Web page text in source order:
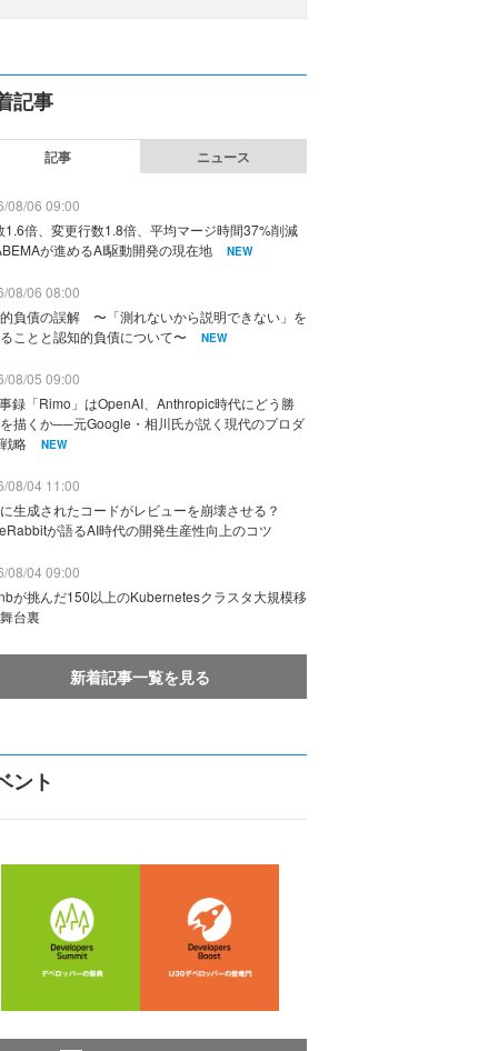
記事
記事 ニュース
08/06 09:00
1.6倍、変更行数1.8倍、平均マージ時間37%削減
が進めるAI駆動開発の現在地
NEW
08/06 08:00
負債の誤解 〜「測れないから説明できない」を
ことと認知的負債について〜
NEW
08/05 09:00
録「Rimo」はOpenAI、Anthropic時代にどう勝
描くか──元Google・相川氏が説く現代のプロダ
略
NEW
08/04 11:00
生成されたコードがレビューを崩壊させる？
が語るAI時代の開発生産性向上のコツ
08/04 09:00
が挑んだ150以上のKubernetesクラスタ大規模移
台裏
新着記事一覧を見る
ント